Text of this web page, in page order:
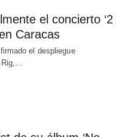
el concierto ‘2
Caracas
el despliegue
Rig,…